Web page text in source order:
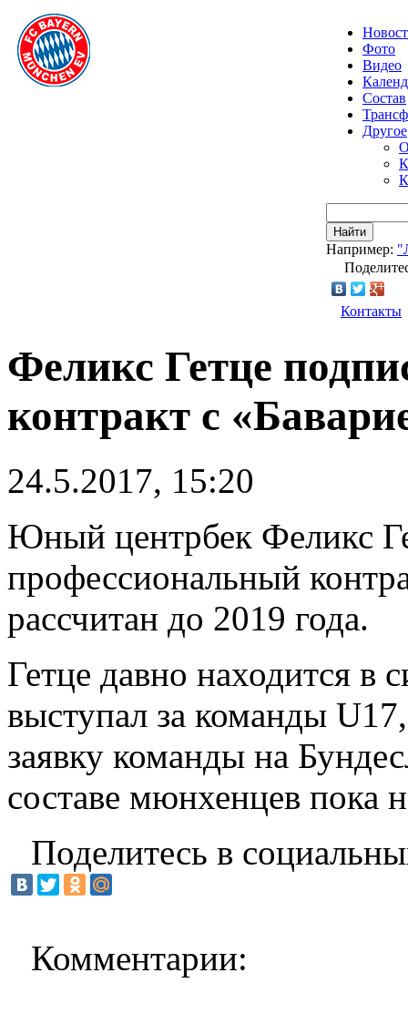
Фото
Видео
Состав
Другое
Найти
Например:
Контакты
Феликс Гетце
контракт с
24.5.2017, 15:20
Юный центрбек Феликс
профессиональный
рассчитан до 2019 года.
Гетце давно находится в
выступал за команды
заявку команды на
составе мюнхенцев пока
Поделитесь в
Комментарии: